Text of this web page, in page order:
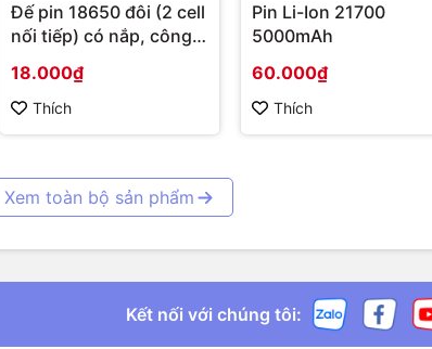
Đế pin 18650 đôi (2 cell
nối tiếp) có nắp, công
18.000₫
Thích
Pin Li-Ion 21700
5000mAh
60.000₫
Thích
Xem toàn bộ sản phẩm
Kết nối với chúng tôi: